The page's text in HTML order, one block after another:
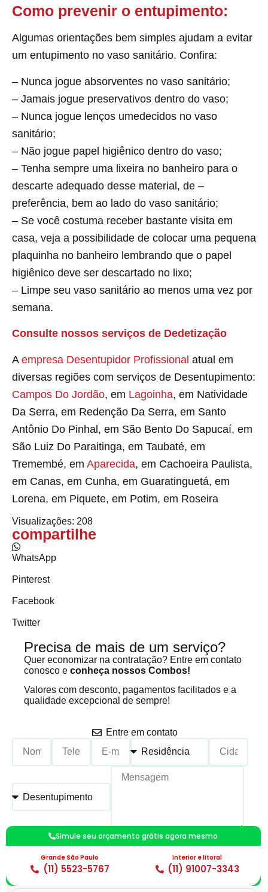
Como prevenir o entupimento:
Algumas orientações bem simples ajudam a evitar
um entupimento no vaso sanitário. Confira:
– Nunca jogue absorventes no vaso sanitário;
– Jamais jogue preservativos dentro do vaso;
– Nunca jogue lenços umedecidos no vaso
sanitário;
– Não jogue papel higiênico dentro do vaso;
– Tenha sempre uma lixeira no banheiro para o
descarte adequado desse material, de –
preferência, bem ao lado do vaso sanitário;
– Se você costuma receber bastante visita em
casa, veja a possibilidade de colocar uma pequena
plaquinha no banheiro lembrando que o papel
higiênico deve ser descartado no lixo;
– Limpe seu vaso sanitário ao menos uma vez por
semana.
Consulte nossos serviços de Dedetização
A empresa Desentupidor Profissional atual em
diversas regiões com serviços de Desentupimento:
Campos Do Jordão, em Lagoinha, em Natividade
Da Serra, em Redenção Da Serra, em Santo
Antônio Do Pinhal, em São Bento Do Sapucaí, em
São Luiz Do Paraitinga, em Taubaté, em
Tremembé, em Aparecida, em Cachoeira Paulista,
em Canas, em Cunha, em Guaratinguetá, em
Lorena, em Piquete, em Potim, em Roseira
Visualizações: 208
compartilhe
WhatsApp
Pinterest
Facebook
Twitter
Precisa de mais de um serviço?
Quer economizar na contratação? Entre em contato
conosco e conheça nossos Combos!
Valores com desconto, pagamentos facilitados e a
qualidade excepcional de sempre!
Entre em contato
Calcular um Orçamento
*Preenchimento Obrigatório |
Politica de Privacidade
Simule seu orçamento grátis agora mesmo
Grande São Paulo
(11) 5523-5767
Interior e litoral
(11) 91007-3343